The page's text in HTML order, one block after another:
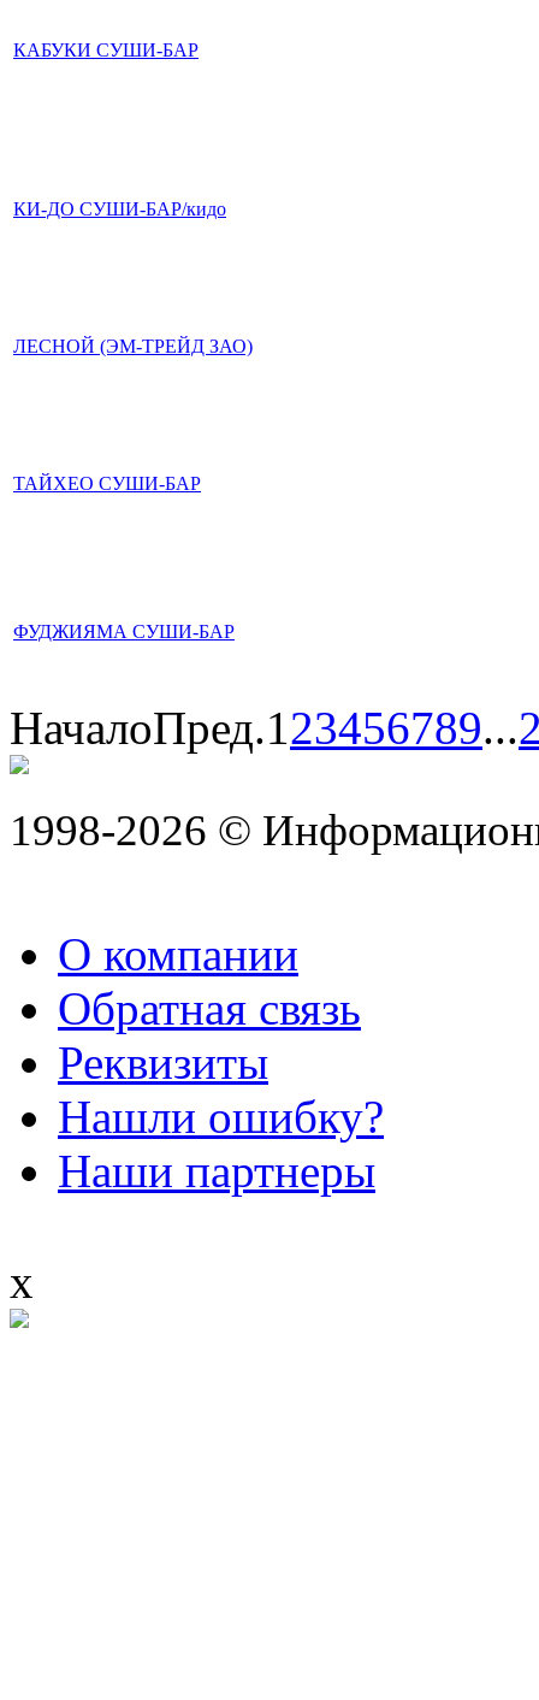
КАБУКИ СУШИ-БАР
КИ-ДО СУШИ-БАР/кидо
ЛЕСНОЙ (ЭМ-ТРЕЙД ЗАО)
ТАЙХЕО СУШИ-БАР
ФУДЖИЯМА СУШИ-БАР
НачалоПред.123456789...
1998-2026 ©
О компании
Обратная связь
Реквизиты
Нашли ошибку?
Наши партнеры
x